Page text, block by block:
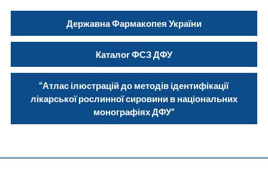
Державна Фармакопея України
Каталог ФСЗ ДФУ
“Атлас ілюстрацій до методів ідентифікації
лікарської рослинної сировини в національних
монографіях ДФУ”